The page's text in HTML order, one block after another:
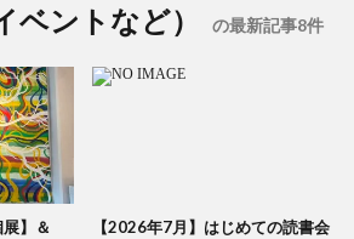
ベントなど） の最新記事8件
】＆
【2026年7月】はじめての読書会